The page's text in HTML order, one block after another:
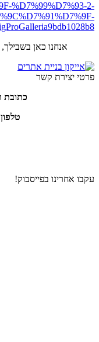
%D7%99%D7%93-2-
אנחנו כאן
פרטי יצירת קשר
כתובת
עקבו אחרינו בפייסבוק!